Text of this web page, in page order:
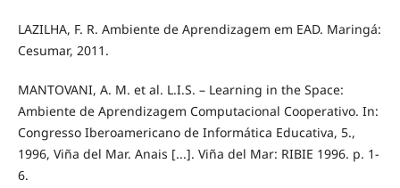
LAZILHA, F. R. Ambiente de Aprendizagem em EAD. Maringá:
Cesumar, 2011.
MANTOVANI, A. M. et al. L.I.S. – Learning in the Space:
Ambiente de Aprendizagem Computacional Cooperativo. In:
Congresso Iberoamericano de Informática Educativa, 5.,
1996, Viña del Mar. Anais [...]. Viña del Mar: RIBIE 1996. p. 1-
6.